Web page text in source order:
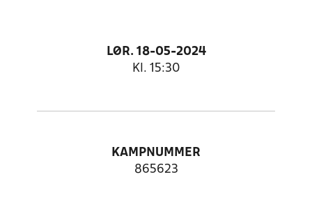
LØR. 18-05-2024
Kl. 15:30
KAMPNUMMER
865623